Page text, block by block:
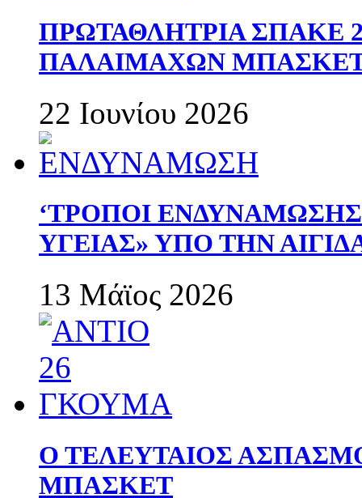
ΠΡΩΤΑΘΛΗΤΡΙΑ ΣΠΑΚΕ
ΠΑΛΑΙΜΑΧΩΝ
22 Ιουνίου 2026
‘ΤΡΟΠΟΙ
ΥΓΕΙΑΣ» ΥΠΟ ΤΗΝ
13 Μάϊος 2026
Ο ΤΕΛΕΥΤΑΙΟΣ
ΜΠΑΣΚΕΤ